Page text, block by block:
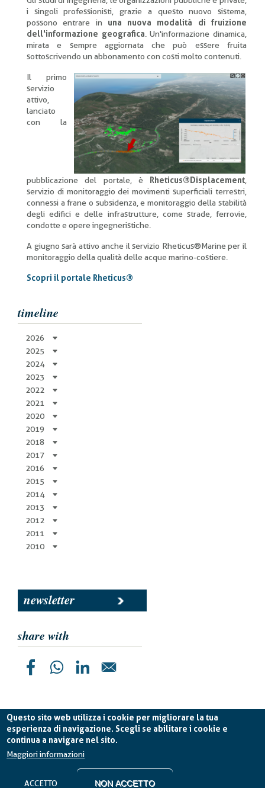
Questo sito web utilizza i cookie per migliorare la tua
esperienza di navigazione. Scegli se abilitare i cookie e
continua a navigare nel sito.
Maggiori informazioni
ACCETTO NON ACCETTO
i singoli professionisti, grazie a questo nuovo sistema,
possono entrare in una nuova modalità di fruizione
dell'informazione geografica . Un'informazione dinamica,
mirata e sempre aggiornata che può essere fruita
sottoscrivendo un abbonamento con costi molto contenuti.
Il primo
servizio
attivo,
lanciato
con la
pubblicazione del portale, è Rheticus®Displacement,
servizio di monitoraggio dei movimenti superficiali terrestri,
connessi a frane o subsidenza, e monitoraggio della stabilità
degli edifici e delle infrastrutture, come strade, ferrovie,
condotte e opere ingegneristiche.
A giugno sarà attivo anche il servizio Rheticus®Marine per il
monitoraggio della qualità delle acque marino-costiere.
Scopri il portale Rheticus®
timeline
2026
2025
2024
2023
2022
2021
2020
2019
2018
2017
2016
2015
2014
2013
2012
2011
2010
newsletter
share with
Planetek Italia s.r.l. P. IVA 04555490723 -
Cookie Policy-Privacy Policy